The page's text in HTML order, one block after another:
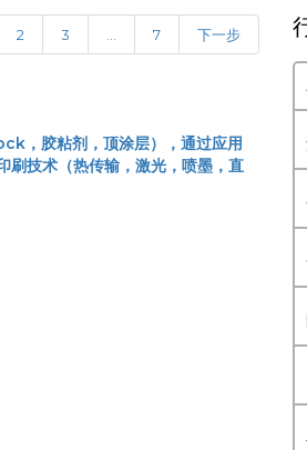
2 3 7 下一步
，胶粘剂，顶涂层），通过应用
刷技术（热传输，激光，喷墨，直